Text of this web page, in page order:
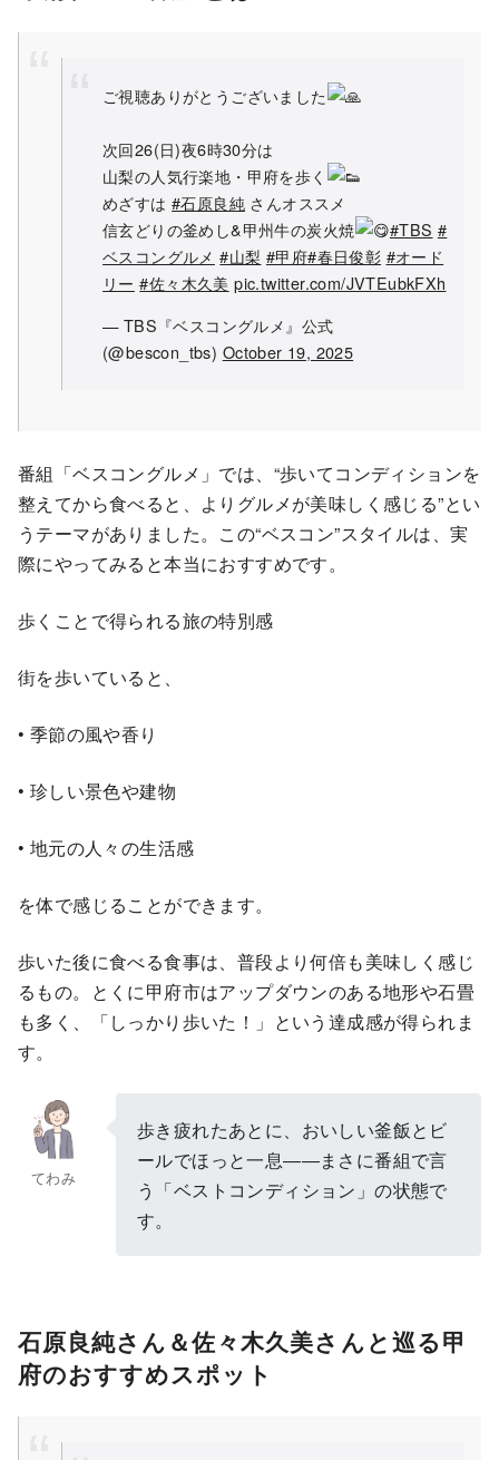
ご視聴ありがとうございました
次回26(日)夜6時30分は
山梨の人気行楽地・甲府を歩く
めざすは#石原良純 さんオススメ
信玄どりの釜めし&甲州牛の炭火焼
#TBS #
ベスコングルメ #山梨 #甲府#春日俊彰 #オード
リー #佐々木久美 pic.twitter.com/JVTEubkFXh
— TBS『ベスコングルメ』公式
(@bescon_tbs) October 19, 2025
番組「ベスコングルメ」では、“歩いてコンディションを
整えてから食べると、よりグルメが美味しく感じる”とい
うテーマがありました。この“ベスコン”スタイルは、実
際にやってみると本当におすすめです。
歩くことで得られる旅の特別感
街を歩いていると、
• 季節の風や香り
• 珍しい景色や建物
• 地元の人々の生活感
を体で感じることができます。
歩いた後に食べる食事は、普段より何倍も美味しく感じ
るもの。とくに甲府市はアップダウンのある地形や石畳
も多く、「しっかり歩いた！」という達成感が得られま
す。
てわみ
歩き疲れたあとに、おいしい釜飯とビ
ールでほっと一息――まさに番組で言
う「ベストコンディション」の状態で
す。
石原良純さん＆佐々木久美さんと巡る甲
府のおすすめスポット